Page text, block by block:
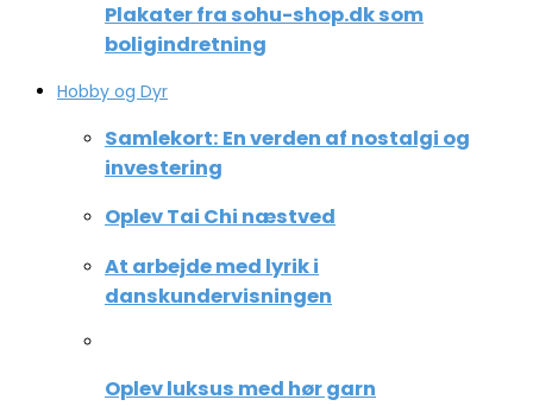
Plakater fra sohu-shop.dk som
boligindretning
Hobby og Dyr
Samlekort: En verden af nostalgi og
investering
Oplev Tai Chi næstved
At arbejde med lyrik i
danskundervisningen
Oplev luksus med hør garn